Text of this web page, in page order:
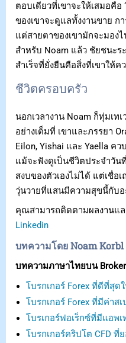
ตอบเดียวที่เขาจะให้เสมอคื
ของเขาจะดูแลทั้งงานขาย ก
แต่สายตาของเขามักจะมองไ
สำหรับ Noam แล้ว ชัยชนะร
สำเร็จที่ยั่งยืนคือสิ่งที่เขาให้
ชีวิตครอบครัว
นอกเวลางาน Noam ก็ทุ่มเ
อย่างเต็มที่ เขาและภรรยา
Eilon, Yishai และ Yaella ค
แม้จะฟังดูเป็นชีวิตประจำวัน
สงบของตัวเองไม่ได้ แต่เชื่อ
วุ่นวายที่แสนมีความสุขนี้กับอ
คุณสามารถติดตามผลงานแ
Linkedin
บทความโดย Noam Korbl
บทความภาษาไทยบน
โบรกเกอร์ Forex ที่ดีที่สุด
โบรกเกอร์ Forex ที่มีค่าส
โบรเกอร์ฟอเร็กซ์ที่มีแอพ
โบรกเกอร์คริปโต CFD ที่